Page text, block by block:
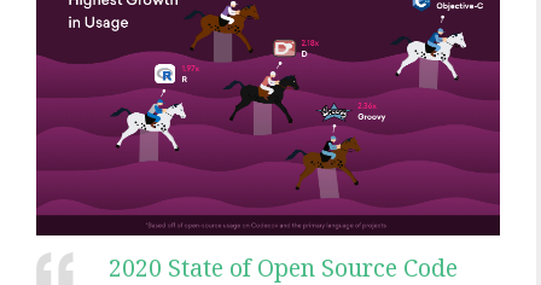
2020 State of Open Source Code